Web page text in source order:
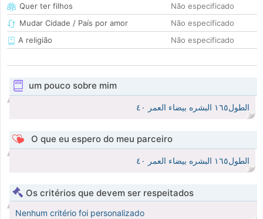
Quer ter filhos
Não especificado
Mudar Cidade / País por amor
Não especificado
A religião
Não especificado
um pouco sobre mim
الطول١٦٥ البشره بيضاء العمر ٤٠
O que eu espero do meu parceiro
الطول١٦٥ البشره بيضاء العمر ٤٠
Os critérios que devem ser respeitados
Nenhum critério foi personalizado